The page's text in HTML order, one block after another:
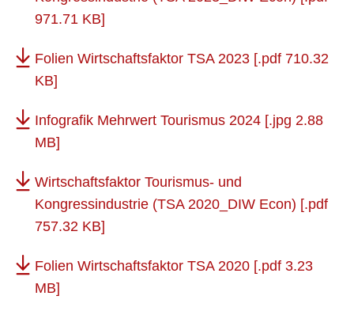
971.71 KB]
Folien Wirtschaftsfaktor TSA 2023 [.pdf 710.32
KB]
Infografik Mehrwert Tourismus 2024 [.jpg 2.88
MB]
Wirtschaftsfaktor Tourismus- und
Kongressindustrie (TSA 2020_DIW Econ) [.pdf
757.32 KB]
Folien Wirtschaftsfaktor TSA 2020 [.pdf 3.23
MB]